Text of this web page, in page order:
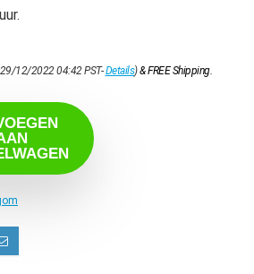
12/2022 04:42 PST-Details)&FREE Shipping.